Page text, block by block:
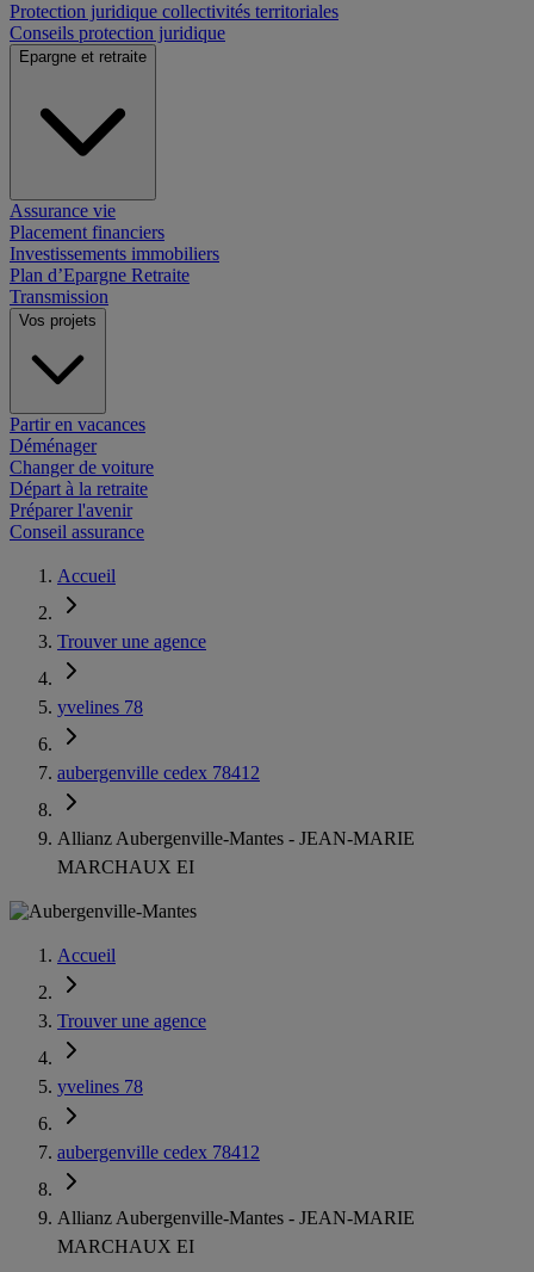
Protection juridique collectivités territoriales
Conseils protection juridique
Epargne et retraite
Assurance vie
Placement financiers
Investissements immobiliers
Plan d’Epargne Retraite
Transmission
Vos projets
Partir en vacances
Déménager
Changer de voiture
Départ à la retraite
Préparer l'avenir
Conseil assurance
Accueil
Trouver une agence
yvelines 78
aubergenville cedex 78412
Allianz Aubergenville-Mantes - JEAN-MARIE
MARCHAUX EI
Accueil
Trouver une agence
yvelines 78
aubergenville cedex 78412
Allianz Aubergenville-Mantes - JEAN-MARIE
MARCHAUX EI